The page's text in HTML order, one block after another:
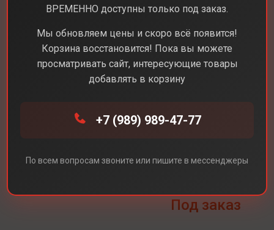
Аксессуары Magic Mouse 3
Под заказ
ВРЕМЕННО доступны только под заказ.
Мы обновляем цены и скоро всё появится!
Корзина восстановится! Пока вы можете
просматривать сайт, интересующие товары
добавлять в корзину
+7 (989) 989-47-77
По всем вопросам звоните или пишите в мессенджеры